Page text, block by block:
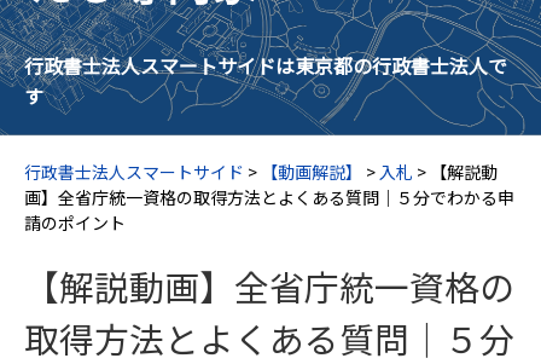
行政書士法人スマートサイドは東京都の行政書士法人で
す
行政書士法人スマートサイド > 【動画解説】 >入札 > 【解説動
画】全省庁統一資格の取得方法とよくある質問｜５分でわかる申
請のポイント
【解説動画】全省庁統一資格の
取得方法とよくある質問｜５分